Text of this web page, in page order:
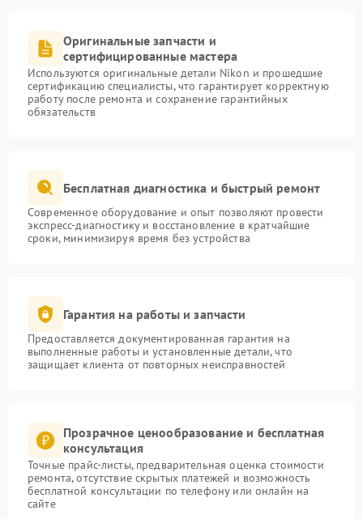
Оригинальные запчасти и
сертифицированные мастера
Используются оригинальные детали Nikon и прошедшие
сертификацию специалисты, что гарантирует корректную
работу после ремонта и сохранение гарантийных
обязательств
Бесплатная диагностика и быстрый ремонт
Современное оборудование и опыт позволяют провести
экспресс-диагностику и восстановление в кратчайшие
сроки, минимизируя время без устройства
Гарантия на работы и запчасти
Предоставляется документированная гарантия на
выполненные работы и установленные детали, что
защищает клиента от повторных неисправностей
Прозрачное ценообразование и бесплатная
консультация
Точные прайс-листы, предварительная оценка стоимости
ремонта, отсутствие скрытых платежей и возможность
бесплатной консультации по телефону или онлайн на
сайте